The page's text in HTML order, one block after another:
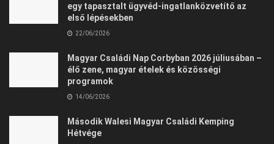
egy tapasztalt ügyvéd-ingatlanközvetítő az
első lépésekben
22/06/2026
Magyar Családi Nap Corbyban 2026 júliusában –
élő zene, magyar ételek és közösségi
programok
14/06/2026
Második Walesi Magyar Családi Kemping
Hétvége